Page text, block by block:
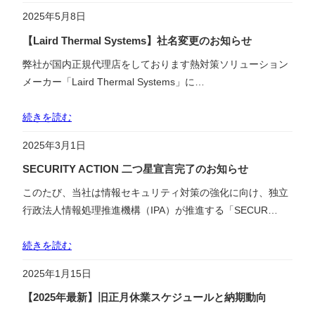
2025年5月8日
【Laird Thermal Systems】社名変更のお知らせ
弊社が国内正規代理店をしております熱対策ソリューション
メーカー「Laird Thermal Systems」に…
続きを読む
2025年3月1日
SECURITY ACTION 二つ星宣言完了のお知らせ
このたび、当社は情報セキュリティ対策の強化に向け、独立
行政法人情報処理推進機構（IPA）が推進する「SECUR…
続きを読む
2025年1月15日
【2025年最新】旧正月休業スケジュールと納期動向